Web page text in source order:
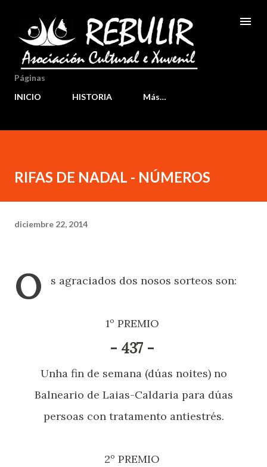
Ir al contenido principal
Páginas
INICIO
HISTORIA Más…
RIFAS DE NADAL - NÚMEROS
diciembre 22, 2014
O s agraciados dos nosos sorteos son:
1º PREMIO
- 437 -
Unha fin de semana (dúas noites) no
Balneario de Laias-Caldaria para dúas
persoas con tratamento antiestrés.
2º PREMIO